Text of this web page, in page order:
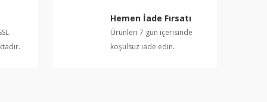
Hemen İade Fırsatı
Ürünleri 7 gün içerisinde
koşulsuz iade edin.